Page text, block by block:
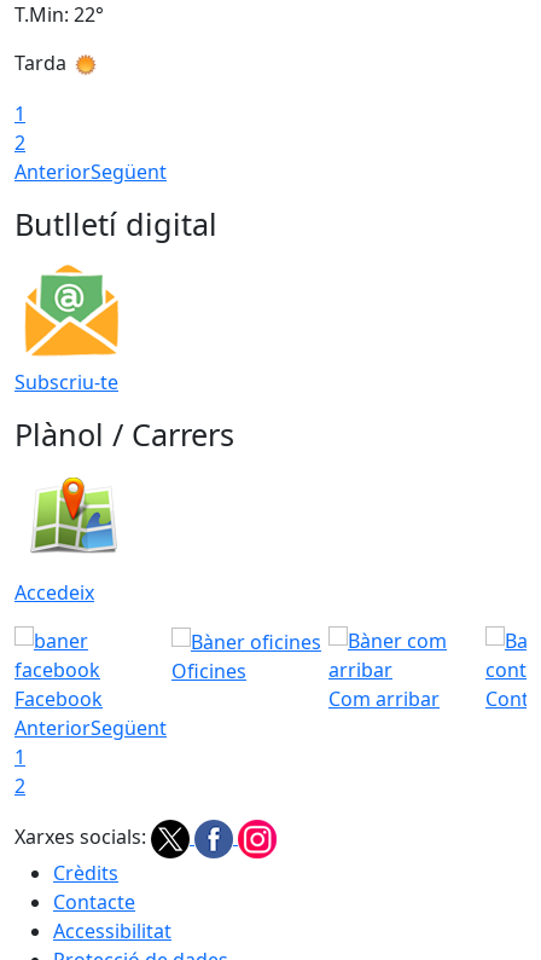
T.Min: 22°
Tarda
1
2
AnteriorSegüent
Butlletí digital
Subscriu-te
Plànol / Carrers
Accedeix
Facebook
Oficines
Com arribar
AnteriorSegüent
1
2
Xarxes socials:
Crèdits
Contacte
Accessibilitat